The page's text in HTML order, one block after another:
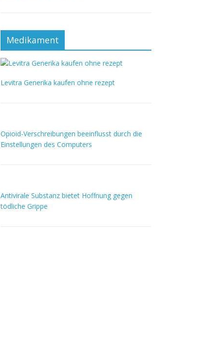
Medikament
Levitra Generika kaufen ohne rezept
Opioid-Verschreibungen beeinflusst durch die
Einstellungen des Computers
Antivirale Substanz bietet Hoffnung gegen
tödliche Grippe